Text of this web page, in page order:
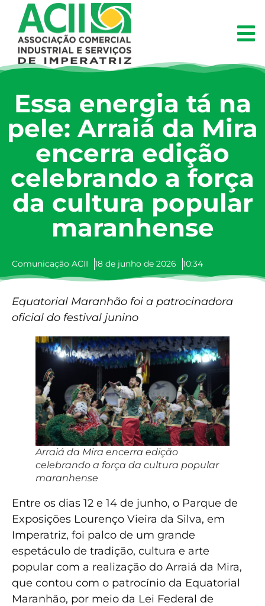
Essa energia tá na
pele: Arraiá da Mira
encerra edição
celebrando a força
da cultura popular
maranhense
Comunicação ACII 18 de junho de 2026 10:34
Equatorial Maranhão foi a patrocinadora
oficial do festival junino
Arraiá da Mira encerra edição
celebrando a força da cultura popular
maranhense
Entre os dias 12 e 14 de junho, o Parque de
Exposições Lourenço Vieira da Silva, em
Imperatriz, foi palco de um grande
espetáculo de tradição, cultura e arte
popular com a realização do Arraiá da Mira,
que contou com o patrocínio da Equatorial
Maranhão, por meio da Lei Federal de